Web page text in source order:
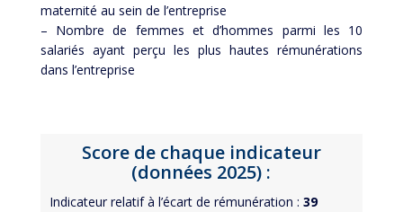
maternité au sein de l’entreprise
– Nombre de femmes et d’hommes parmi les 10
salariés ayant perçu les plus hautes rémunérations
dans l’entreprise
Score de chaque indicateur
(données 2025) :
Indicateur relatif à l’écart de rémunération : 39